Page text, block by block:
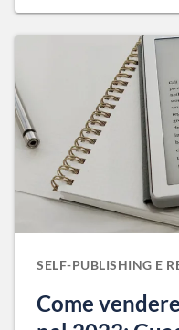
SELF-PUBLISHING E
Come